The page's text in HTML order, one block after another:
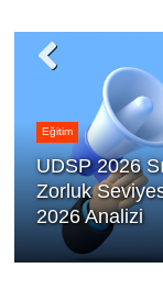
Eğitim
UDSP 2026
Zorluk
2026 Analizi